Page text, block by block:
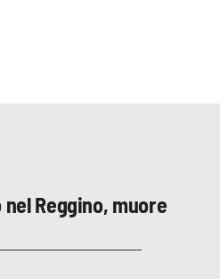
Reggino, muore